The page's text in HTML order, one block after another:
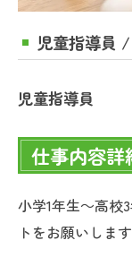
児童指導員
児童指導員
仕事内容詳
小学1年生～高校
トをお願いします